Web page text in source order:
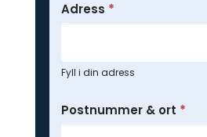
Adress *
Fyll i din adress
Postnummer & ort *